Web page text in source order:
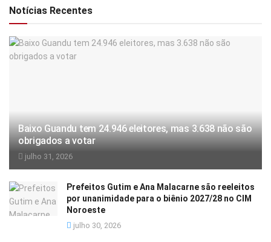
Notícias Recentes
Baixo Guandu tem 24.946 eleitores, mas 3.638 não são
obrigados a votar
julho 31, 2026
Prefeitos Gutim e Ana Malacarne são reeleitos
por unanimidade para o biênio 2027/28 no CIM
Noroeste
julho 30, 2026